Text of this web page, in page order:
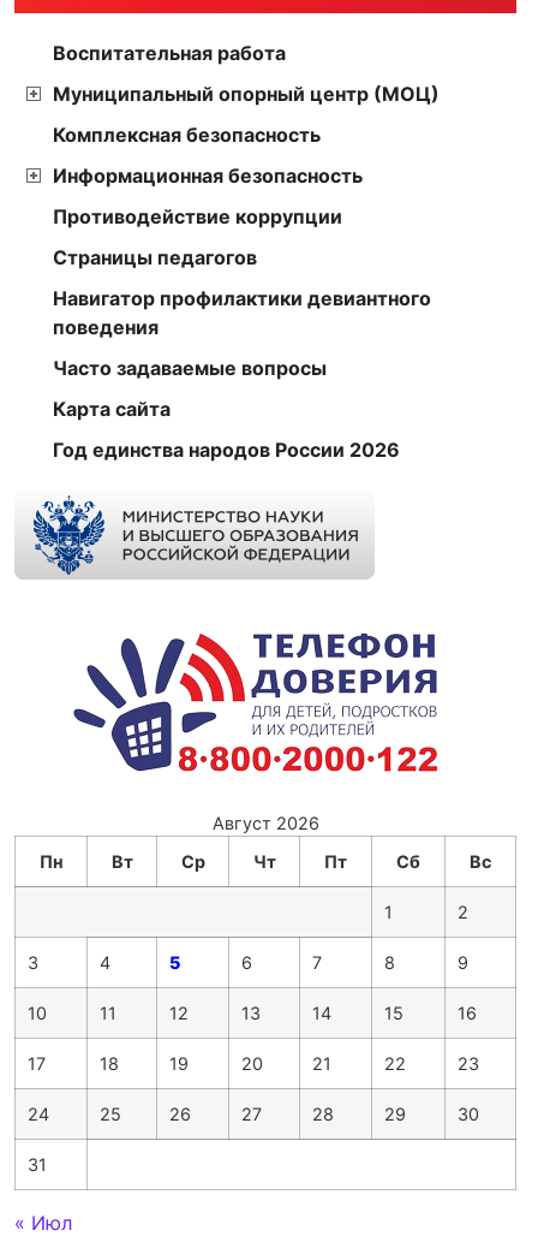
Воспитательная работа
Муниципальный опорный центр (МОЦ)
Комплексная безопасность
Информационная безопасность
Противодействие коррупции
Страницы педагогов
Навигатор профилактики девиантного
поведения
Часто задаваемые вопросы
Карта сайта
Год единства народов России 2026
Август 2026
Пн
Вт Ср Чт Пт Сб Вс
1 2
3 4 5 6 7 8 9
10 11 12 13 14 15 16
17 18 19 20 21 22 23
24 25 26 27 28 29 30
31
« Июл